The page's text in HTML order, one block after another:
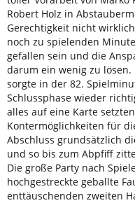
Robert Holz in
Gerechtigkeit nicht
noch zu spielenden
gefallen sein und die
darum ein wenig zu lösen.
sorgte in der 82.
Schlussphase wieder
alles auf eine Karte
Kontermöglichkeiten für
Abschluss grundsätzlich
und so bis zum Abpfiff
Die große Party nach
hochgestreckte geballte
enttäuschenden zweiten